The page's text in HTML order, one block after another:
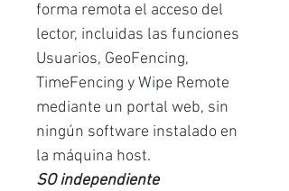
forma remota el acceso del
lector, incluidas las funciones
Usuarios, GeoFencing,
TimeFencing y Wipe Remote
mediante un portal web, sin
ningún software instalado en
la máquina host.
SO independiente